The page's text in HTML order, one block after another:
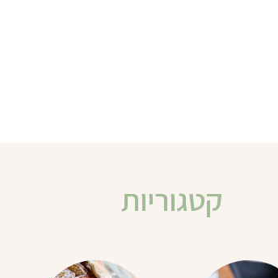
קטגוריות